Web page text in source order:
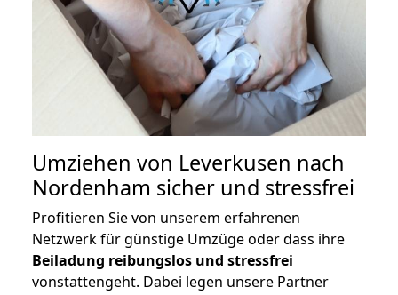
Umziehen von Leverkusen nach
Nordenham sicher und stressfrei
Profitieren Sie von unserem erfahrenen
Netzwerk für günstige Umzüge oder dass ihre
Beiladung reibungslos und stressfrei
vonstattengeht. Dabei legen unsere Partner